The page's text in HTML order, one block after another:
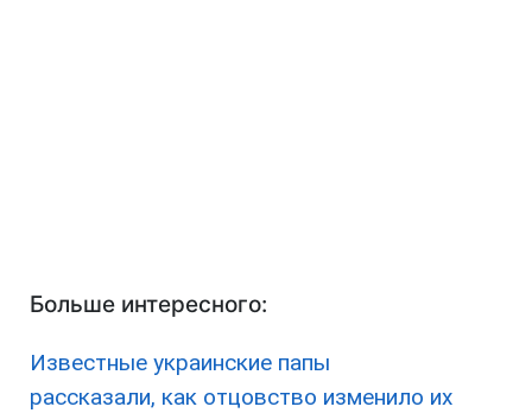
Больше интересного:
Известные украинские папы
рассказали, как отцовство изменило их